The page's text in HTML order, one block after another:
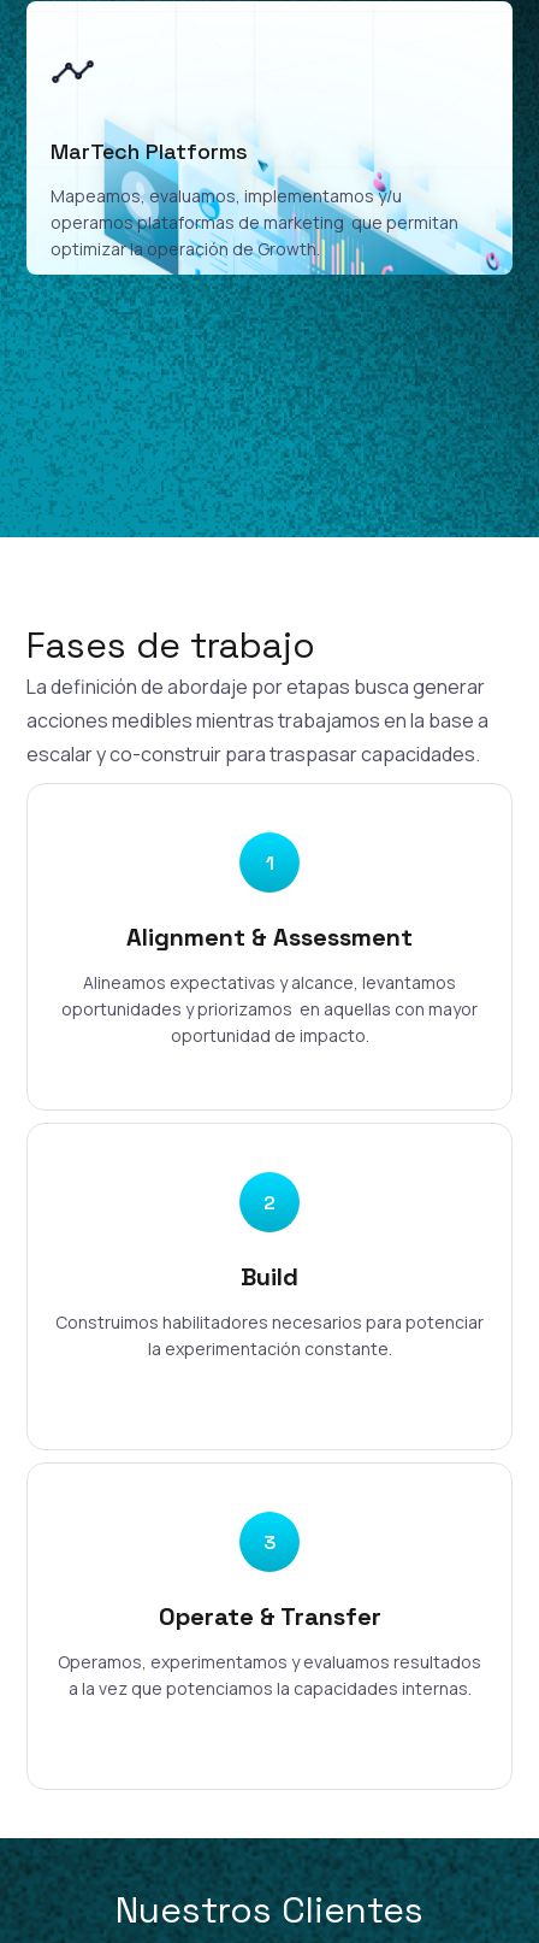
MarTech Platforms
Mapeamos, evaluamos, implementamos y/u
operamos plataformas de marketing que permitan
optimizar la operación de Growth.
Fases de trabajo
La definición de abordaje por etapas busca generar
acciones medibles mientras trabajamos en la base a
escalar y co-construir para traspasar capacidades.
1
Alignment & Assessment
Alineamos expectativas y alcance, levantamos
oportunidades y priorizamos en aquellas con mayor
oportunidad de impacto.
2
Build
Construimos habilitadores necesarios para potenciar
la experimentación constante.
3
Operate & Transfer
Operamos, experimentamos y evaluamos resultados
a la vez que potenciamos la capacidades internas.
Nuestros Clientes